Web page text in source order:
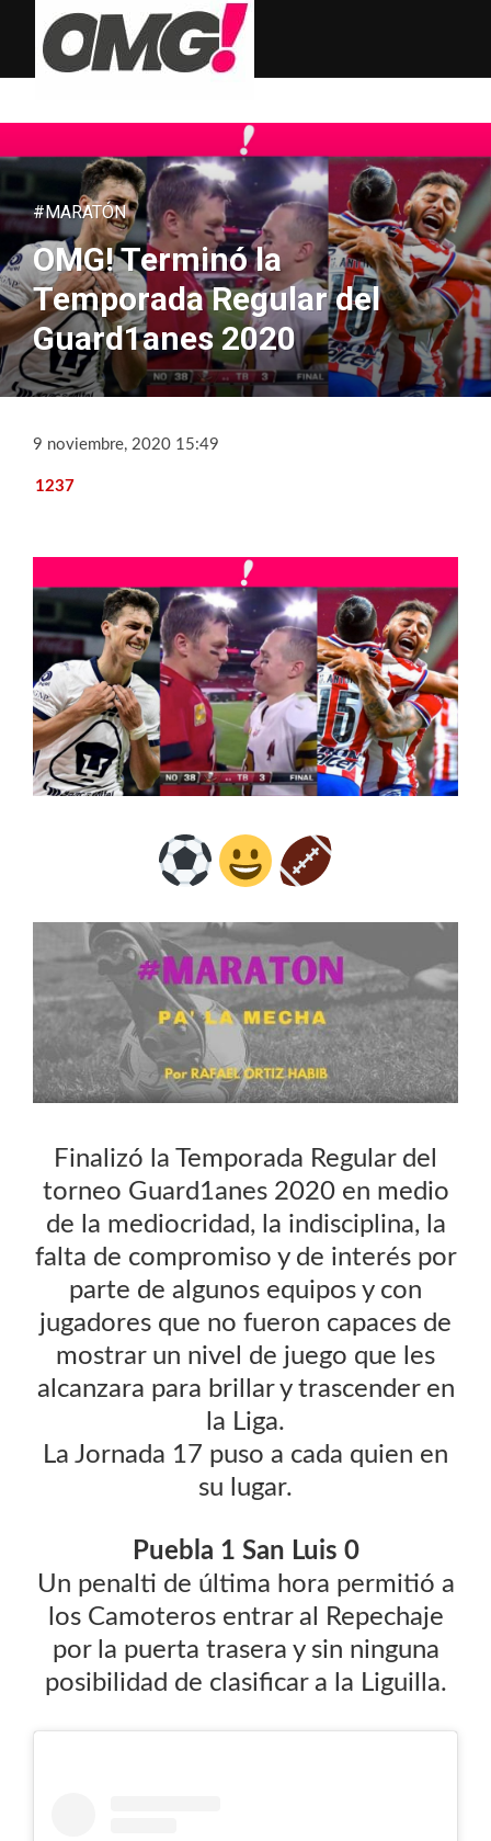
#MARATÓN
OMG! Terminó la
Temporada Regular del
Guard1anes 2020
9 noviembre, 2020 15:49
1237
Finalizó la Temporada Regular del
torneo Guard1anes 2020 en medio
de la mediocridad, la indisciplina, la
falta de compromiso y de interés por
parte de algunos equipos y con
jugadores que no fueron capaces de
mostrar un nivel de juego que les
alcanzara para brillar y trascender en
la Liga.
La Jornada 17 puso a cada quien en
su lugar.
Puebla 1 San Luis 0
Un penalti de última hora permitió a
los Camoteros entrar al Repechaje
por la puerta trasera y sin ninguna
posibilidad de clasificar a la Liguilla.